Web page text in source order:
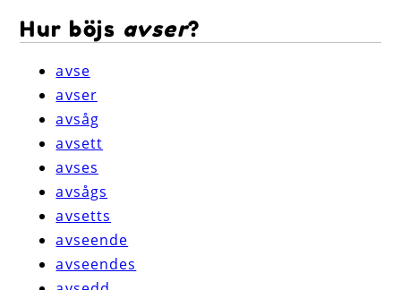
Hur böjs avser?
avse
avser
avsåg
avsett
avses
avsågs
avsetts
avseende
avseendes